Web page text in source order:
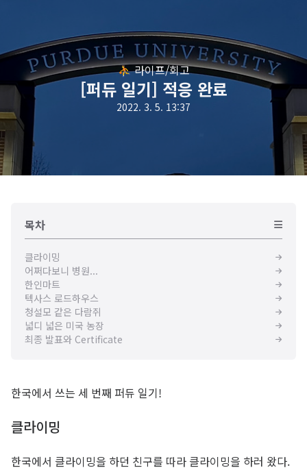
⛹️ 라이프/회고
[퍼듀 일기] 적응 완료
2022. 3. 5. 13:37
목차
클라이밍
어쩌다보니 병원...
한인마트
텍사스 로드하우스
청설모 같은 다람쥐
넓디 넓은 미국 농장
최종 발표와 Certificate
한국에서 쓰는 세 번째 퍼듀 일기!
클라이밍
한국에서 클라이밍을 하던 친구를 따라 클라이밍을 하러 왔다.